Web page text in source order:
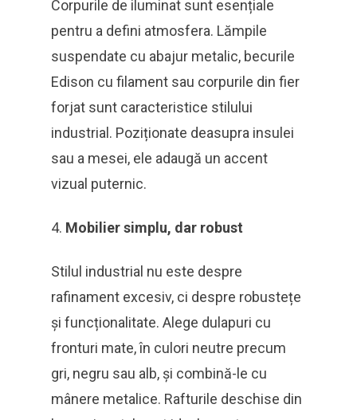
Corpurile de iluminat sunt esențiale
pentru a defini atmosfera. Lămpile
suspendate cu abajur metalic, becurile
Edison cu filament sau corpurile din fier
forjat sunt caracteristice stilului
industrial. Poziționate deasupra insulei
sau a mesei, ele adaugă un accent
vizual puternic.
Mobilier simplu, dar robust
Stilul industrial nu este despre
rafinament excesiv, ci despre robustețe
și funcționalitate. Alege dulapuri cu
fronturi mate, în culori neutre precum
gri, negru sau alb, și combină-le cu
mânere metalice. Rafturile deschise din